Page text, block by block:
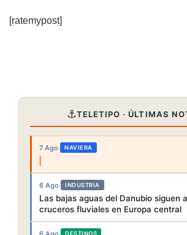
[ratemypost]
⚓TELETIPO · ÚLTIMAS
7 Ago· NAVIERA
6 Ago· INDUSTRIA
Las bajas aguas del Danubio siguen
cruceros fluviales en Europa central
DESTINOS